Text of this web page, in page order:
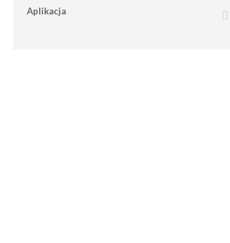
Aplikacja